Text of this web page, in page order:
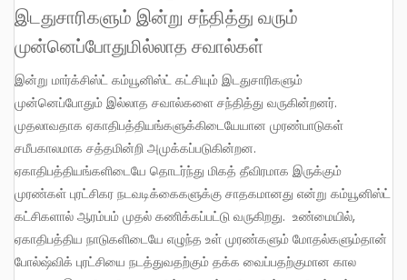
இடதுசாரிகளும் இன்று சந்தித்து வரும்
முன்னெப்போதுமில்லாத சவால்கள்
இன்று மார்க்சிஸ்ட் கம்யூனிஸ்ட் கட்சியும் இடதுசாரிகளும்
முன்னெப்போதும் இல்லாத சவால்களை சந்தித்து வருகின்றனர்.
முதலாவதாக ஏகாதிபத்தியங்களுக்கிடையேயான முரண்பாடுகள்
சமீபகாலமாக சத்தமின்றி அமுக்கப்படுகின்றன.
ஏகாதிபத்தியங்களிடையே தொடர்ந்து மிகத் தீவிரமாக இருக்கும்
முரண்கள் புரட்சிகர நடவடிக்கைகளுக்கு சாதகமானது என்று கம்யூனிஸ்ட்
கட்சிகளால் ஆரம்பம் முதல் கணிக்கப்பட்டு வருகிறது. உண்மையில்,
ஏகாதிபத்திய நாடுகளிடையே எழுந்த உள் முரண்களும் மோதல்களும்தான்
போல்ஷ்விக் புரட்சியை நடத்துவதற்கும் தக்க வைப்பதற்குமான கால